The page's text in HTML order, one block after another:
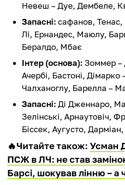
Невеш – Дуе, Дембеле,
Запасні: сафанов,
Лі, Ернандес, Маюлу,
Бералдо, Мбає
Інтер (основа): Зоммер –
Ачербі, Бастоні, Дімарко
Чалханоглу, Барелла –
Запасні: Ді Дженнаро,
Зелінські, Арнаутовіч,
Біссек, Аугусто,
🔥Читайте також: Усман
ПСЖ в ЛЧ: не став
Барсі, шокував лінню – а